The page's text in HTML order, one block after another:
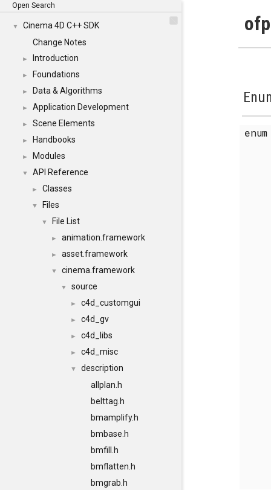
Open Search
▼
Cinema 4D C++ SDK
Change Notes
► Introduction
► Foundations
► Data & Algorithms
► Application Development
► Scene Elements
► Handbooks
► Modules
▼ API Reference
► Classes
▼ Files
▼ File List
► animation.framework
► asset.framework
▼ cinema.framework
▼ source
► c4d_customgui
► c4d_gv
► c4d_libs
► c4d_misc
▼
description
allplan.h
belttag.h
bmamplify.h
bmbase.h
bmfill.h
bmflatten.h
bmgrab.h